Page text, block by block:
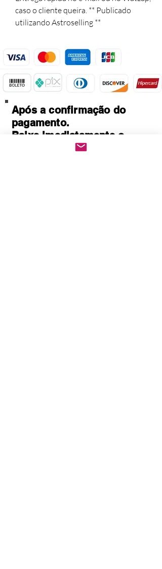
caso o cliente queira. ** Publicado
utilizando Astroselling **
Após a confirmação do
pagamento.
Baixe imediatamente o
pedido PDF.